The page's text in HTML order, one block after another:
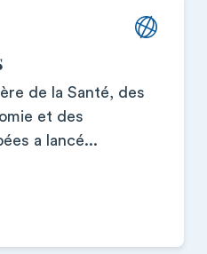
de la Santé, des
et des
a lancé...